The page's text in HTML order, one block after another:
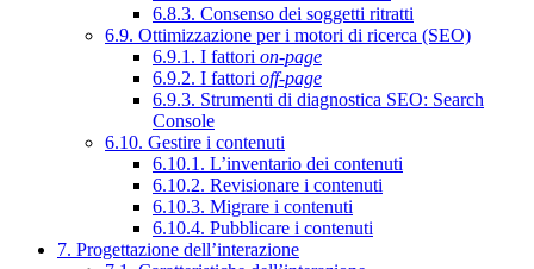
6.8.3. Consenso dei soggetti ritratti
6.9. Ottimizzazione per i motori di ricerca (SEO)
6.9.1. I fattori on-page
6.9.2. I fattori off-page
6.9.3. Strumenti di diagnostica SEO: Search
Console
6.10. Gestire i contenuti
6.10.1. L’inventario dei contenuti
6.10.2. Revisionare i contenuti
6.10.3. Migrare i contenuti
6.10.4. Pubblicare i contenuti
7. Progettazione dell’interazione